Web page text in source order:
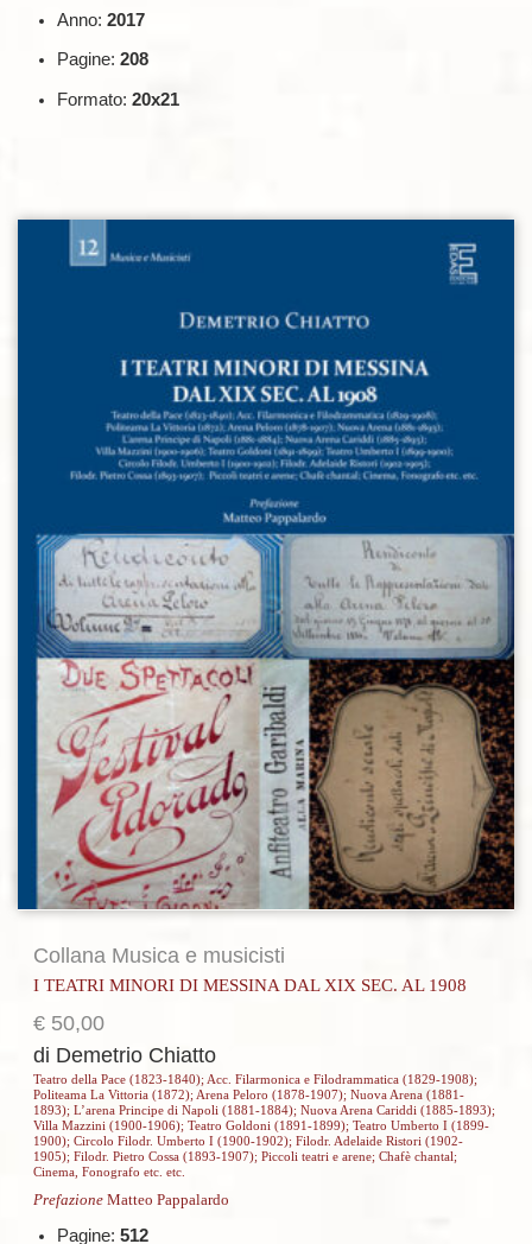
Anno: 2017
Pagine: 208
Formato: 20x21
Aggiungi alla lista dei desideri
Collana Musica e musicisti
I TEATRI MINORI DI MESSINA DAL XIX SEC. AL 1908
€ 50,00
di Demetrio Chiatto
Teatro della Pace (1823-1840); Acc. Filarmonica e Filodrammatica (1829-1908);
Politeama La Vittoria (1872); Arena Peloro (1878-1907); Nuova Arena (1881-
1893); L’arena Principe di Napoli (1881-1884); Nuova Arena Cariddi (1885-1893);
Villa Mazzini (1900-1906); Teatro Goldoni (1891-1899); Teatro Umberto I (1899-
1900); Circolo Filodr. Umberto I (1900-1902); Filodr. Adelaide Ristori (1902-
1905); Filodr. Pietro Cossa (1893-1907); Piccoli teatri e arene; Chafè chantal;
Cinema, Fonografo etc. etc.
Prefazione Matteo Pappalardo
Pagine: 512